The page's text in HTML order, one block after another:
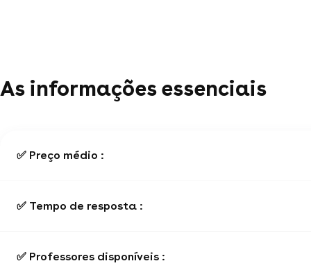
As informações essenciais
✅ Preço médio :
✅ Tempo de resposta :
✅ Professores disponíveis :